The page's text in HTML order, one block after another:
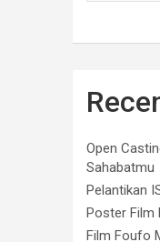
Open
Sahabatmu
Pelantikan
Poster Film
Film Foufo